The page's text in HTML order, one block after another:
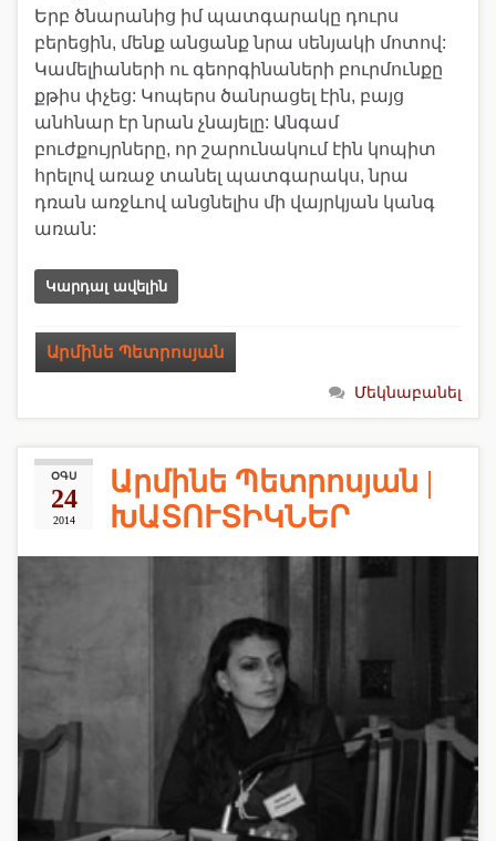
Երբ ծնարանից իմ պատգարակը դուրս
բերեցին, մենք անցանք նրա սենյակի մոտով:
Կամելիաների ու գեորգինաների բուրմունքը
քթիս փչեց: Կոպերս ծանրացել էին, բայց
անհնար էր նրան չնայելը: Անգամ
բուժքույրները, որ շարունակում էին կոպիտ
հրելով առաջ տանել պատգարակս, նրա
դռան առջևով անցնելիս մի վայրկյան կանգ
առան:
Կարդալ ավելին
Արմինե Պետրոսյան
Մեկնաբանել
ՕԳՍ
24
2014
Արմինե Պետրոսյան |
ԽԱՏՈՒՏԻԿՆԵՐ